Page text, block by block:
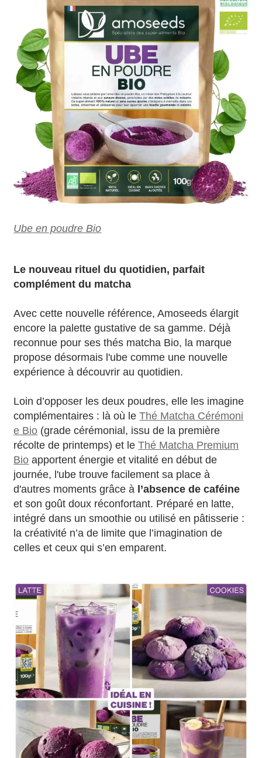
Ube en poudre Bio
Le nouveau rituel du quotidien, parfait
complément du matcha
Avec cette nouvelle référence, Amoseeds élargit
encore la palette gustative de sa gamme. Déjà
reconnue pour ses thés matcha Bio, la marque
propose désormais l'ube comme une nouvelle
expérience à découvrir au quotidien.
Loin d’opposer les deux poudres, elle les imagine
complémentaires : là où leThé Matcha Cérémoni
e Bio (grade cérémonial, issu de la première
récolte de printemps) et leThé Matcha Premium
Bio apportent énergie et vitalité en début de
journée, l'ube trouve facilement sa place à
d'autres moments grâce à l’absence de caféine
et son goût doux réconfortant. Préparé en latte,
intégré dans un smoothie ou utilisé en pâtisserie :
la créativité n’a de limite que l’imagination de
celles et ceux qui s’en emparent.